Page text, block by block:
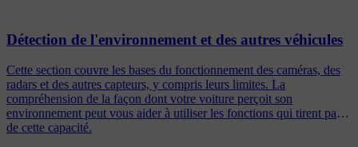
Détection de l'environnement et des autres véhicules
Cette section couvre les bases du fonctionnement des caméras, des
radars et des autres capteurs, y compris leurs limites. La
compréhension de la façon dont votre voiture perçoit son
environnement peut vous aider à utiliser les fonctions qui tirent parti
de cette capacité.